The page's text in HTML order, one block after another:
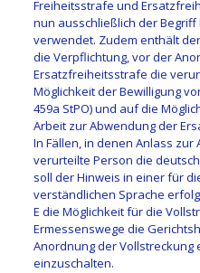
Freiheitsstrafe und
nun ausschließlich der
verwendet. Zudem enthält
die Verpflichtung, vor der
Ersatzfreiheitsstrafe die
Möglichkeit der Bewilligung
459a StPO) und auf die
Arbeit zur Abwendung der
In Fällen, in denen Anlass
verurteilte Person die
soll der Hinweis in einer für
verständlichen Sprache
E die Möglichkeit für die
Ermessenswege die
Anordnung der
einzuschalten.